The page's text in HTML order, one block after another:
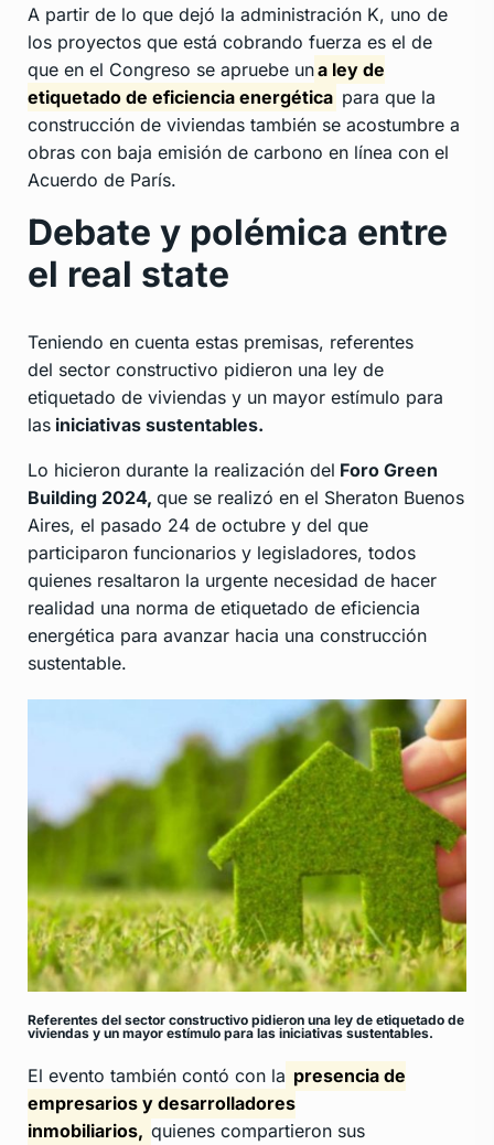
A partir de lo que dejó la administración K, uno de
los proyectos que está cobrando fuerza es el de
que en el Congreso se apruebe una ley de
etiquetado de eficiencia energética para que la
construcción de viviendas también se acostumbre a
obras con baja emisión de carbono en línea con el
Acuerdo de París.
Debate y polémica entre
el real state
Teniendo en cuenta estas premisas, referentes
del sector constructivo pidieron una ley de
etiquetado de viviendas y un mayor estímulo para
las iniciativas sustentables.
Lo hicieron durante la realización del Foro Green
Building 2024, que se realizó en el Sheraton Buenos
Aires, el pasado 24 de octubre y del que
participaron funcionarios y legisladores, todos
quienes resaltaron la urgente necesidad de hacer
realidad una norma de etiquetado de eficiencia
energética para avanzar hacia una construcción
sustentable.
Referentes del sector constructivo pidieron una ley de etiquetado de
viviendas y un mayor estímulo para las iniciativas sustentables.
El evento también contó con la presencia de
empresarios y desarrolladores
inmobiliarios, quienes compartieron sus